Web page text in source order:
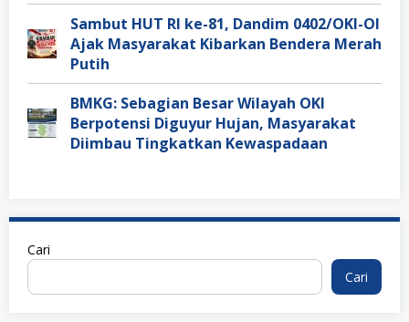
Sambut HUT RI ke-81, Dandim 0402/OKI-OI
Ajak Masyarakat Kibarkan Bendera Merah
Putih
BMKG: Sebagian Besar Wilayah OKI
Berpotensi Diguyur Hujan, Masyarakat
Diimbau Tingkatkan Kewaspadaan
Cari
Cari